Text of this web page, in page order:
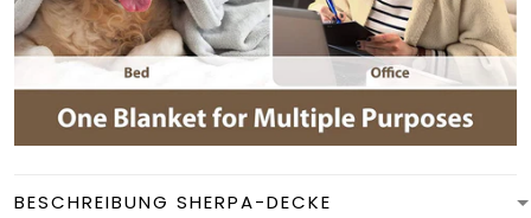
BESCHREIBUNG SHERPA-DECKE